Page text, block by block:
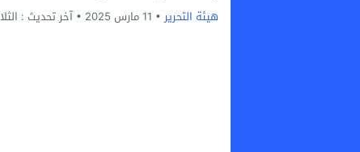
هيئة التحرير 11 مارس 2025 آخر تحديث : الثلاثاء, 11